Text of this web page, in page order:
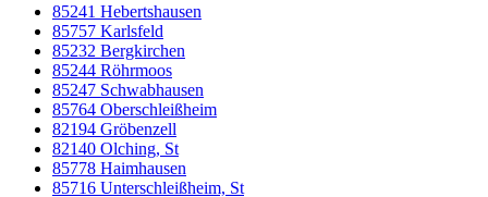
85241 Hebertshausen
85757 Karlsfeld
85232 Bergkirchen
85244 Röhrmoos
85247 Schwabhausen
85764 Oberschleißheim
82194 Gröbenzell
82140 Olching, St
85778 Haimhausen
85716 Unterschleißheim, St